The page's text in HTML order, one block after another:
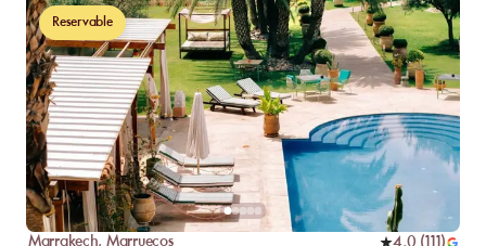
Reservable
Marrakech, Marruecos 4,0 (111 )